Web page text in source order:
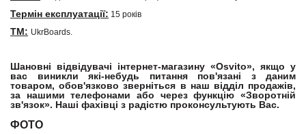
Термін експлуатації: 15 років
ТМ: UkrBoards.
Шановні відвідувачі інтернет-магазину «Osvito», якщо у
вас виникли які-небудь питання пов'язані з даним
товаром, обов'язково зверніться в наш відділ продажів,
за нашими телефонами або через функцію «Зворотній
зв'язок». Наші фахівці з радістю проконсультують Вас.
ФОТО